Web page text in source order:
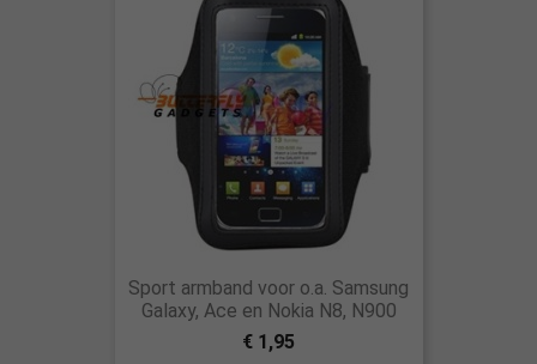
Sport armband voor o.a. Samsung
Galaxy, Ace en Nokia N8, N900
€ 1,95